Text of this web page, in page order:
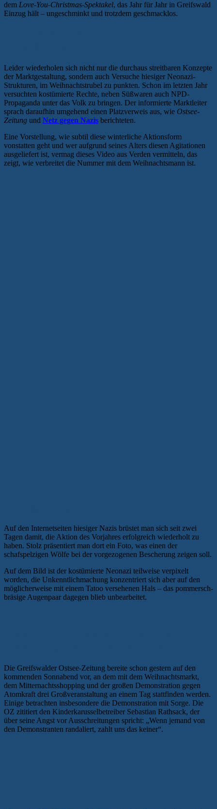
dem Love-You-Christmas-Spektakel, das Jahr für Jahr in Greifswald
Einzug hält – ungeschminkt und trotzdem geschmacklos.
Leider wiederholen sich nicht nur die durchaus streitbaren Konzepte
der Marktgestaltung, sondern auch Versuche hiesiger Neonazi-
Strukturen, im Weihnachtstrubel zu punkten. Schon im letzten Jahr
versuchten kostümierte Rechte, neben Süßwaren auch NPD-
Propaganda unter das Volk zu bringen. Der informierte Marktleiter
sprach daraufhin umgehend einen Platzverweis aus, wie Ostsee-
Zeitung und Netz gegen Nazis berichteten.
Eine Vorstellung, wie subtil diese winterliche Aktionsform
vonstatten geht und wer aufgrund seines Alters diesen Agitationen
ausgeliefert ist, vermag dieses Video aus Verden vermitteln, das
zeigt, wie verbreitet die Nummer mit dem Weihnachtsmann ist.
Auf den Internetseiten hiesiger Nazis brüstet man sich seit zwei
Tagen damit, die Aktion des Vorjahres erfolgreich wiederholt zu
haben. Stolz präsentiert man dort ein Foto, was einen der
schafspelzigen Wölfe bei der vorgezogenen Bescherung zeigen soll.
Auf dem Bild ist der kostümierte Neonazi teilweise verpixelt
worden, die Unkenntlichmachung konzentriert sich aber auf den
möglicherweise mit einem Tatoo versehenen Hals – das pommersch-
bräsige Augenpaar dagegen blieb unbearbeitet.
Die Greifswalder Ostsee-Zeitung bereite schon gestern auf den
kommenden Sonnabend vor, an dem mit dem Weihnachtsmarkt,
dem Mitternachtsshopping und der großen Demonstration gegen
Atomkraft drei Großveranstaltung an einem Tag stattfinden werden.
Einige betrachten insbesondere die Demonstration mit Sorge. Die
OZ zititiert den Kinderkarusselbetreiber Sebastian Rathsack, der
über seine Angst vor Ausschreitungen spricht: „Wenn jemand von
den Demonstranten randaliert, zahlt uns das keiner“.